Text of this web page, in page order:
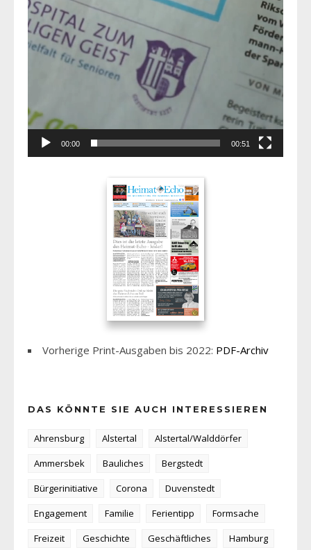
00:00 00:51
Vorherige Print-Ausgaben bis 2022: PDF-Archiv
DAS KÖNNTE SIE AUCH INTERESSIEREN
Ahrensburg Alstertal
Alstertal/Walddörfer
Ammersbek
Bauliches
Bergstedt
Bürgerinitiative
Corona
Duvenstedt
Engagement
Familie Ferientipp
Formsache
Freizeit
Geschichte Geschäftliches
Hamburg